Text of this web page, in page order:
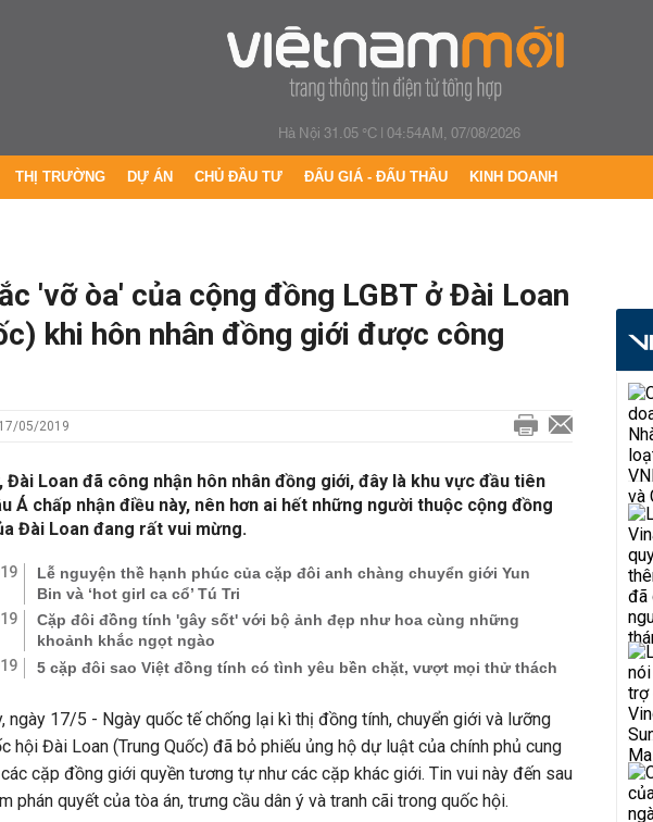
Hà Nội 31.05 °C|04:54AM, 07/08/2026
THỊ TRƯỜNG DỰ ÁN CHỦ ĐẦU TƯ ĐẤU GIÁ - ĐẤU THẦU KINH DOANH
'vỡ òa' của cộng đồng LGBT ở Đài Loan
khi hôn nhân đồng giới được công
05/2019
Đài Loan đã công nhận hôn nhân đồng giới, đây là khu vực đầu tiên
Á chấp nhận điều này, nên hơn ai hết những người thuộc cộng đồng
Đài Loan đang rất vui mừng.
Lễ nguyện thề hạnh phúc của cặp đôi anh chàng chuyển giới Yun
Bin và ‘hot girl ca cổ’ Tú Tri
Cặp đôi đồng tính 'gây sốt' với bộ ảnh đẹp như hoa cùng những
khoảnh khắc ngọt ngào
5 cặp đôi sao Việt đồng tính có tình yêu bền chặt, vượt mọi thử thách
ngày 17/5 - Ngày quốc tế chống lại kì thị đồng tính, chuyển giới và lưỡng
hội Đài Loan (Trung Quốc) đã bỏ phiếu ủng hộ dự luật của chính phủ cung
cặp đồng giới quyền tương tự như các cặp khác giới. Tin vui này đến sau
phán quyết của tòa án, trưng cầu dân ý và tranh cãi trong quốc hội.